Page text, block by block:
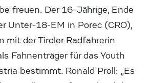
freuen. Der 16-Jährige, Ende
Unter-18-EM in Porec (CRO),
mit der Tiroler Radfahrerin
Fahnenträger für das Youth
bestimmt. Ronald Pröll: „Es